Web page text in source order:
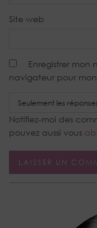
Site web
Enregistrer mon
navigateur pour
Notifiez-moi des
pouvez aussi vous